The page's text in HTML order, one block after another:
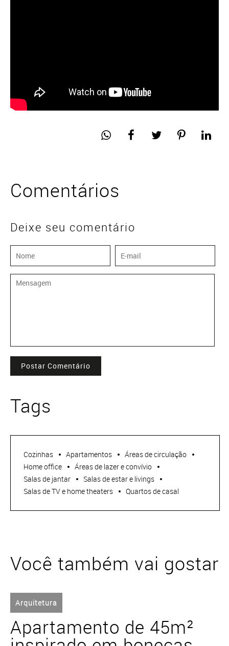
Comentários
Deixe seu comentário
Postar Comentário
Tags
Cozinhas Apartamentos
Áreas de circulação
Home office
Áreas de lazer e convívio
Salas de jantar
Salas de estar e livings
Salas de TV e home theaters
Quartos de casal
Você também vai gostar
Arquitetura
Apartamento de 45m²